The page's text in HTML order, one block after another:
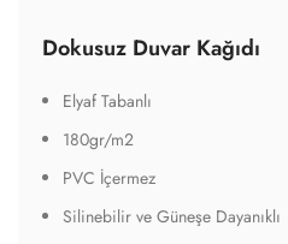
Dokusuz Duvar Kağıdı
Elyaf Tabanlı
180gr/m2
PVC İçermez
Silinebilir ve Güneşe Dayanıklı